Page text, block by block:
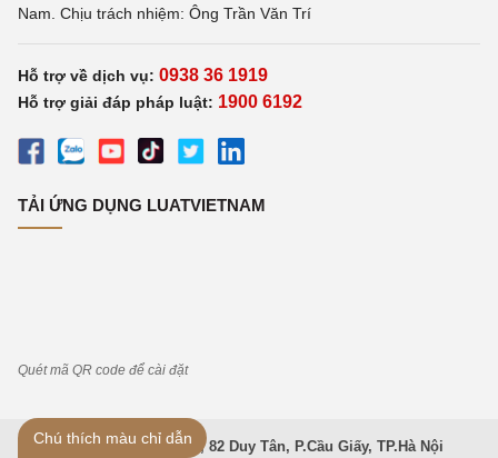
Nam. Chịu trách nhiệm: Ông Trần Văn Trí
Hỗ trợ về dịch vụ: 0938 36 1919
Hỗ trợ giải đáp pháp luật: 1900 6192
TẢI ỨNG DỤNG LUATVIETNAM
Quét mã QR code để cài đặt
Trụ sở: Tầng 3, Toà nhà IC, 82 Duy Tân, P.Cầu Giấy, TP.Hà Nội
Chú thích màu chỉ dẫn